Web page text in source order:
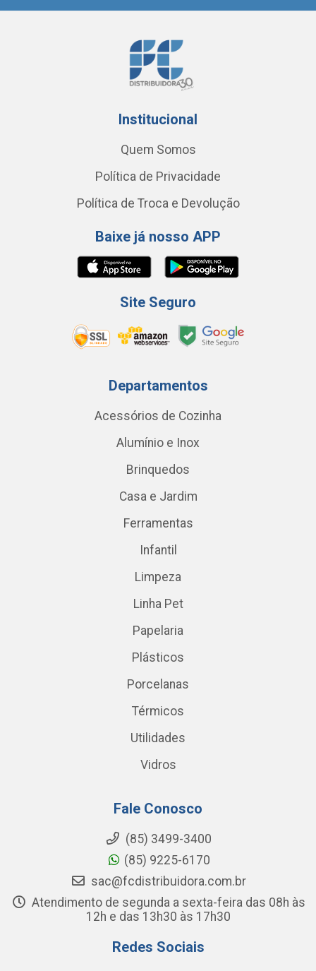
Institucional
Quem Somos
Política de Privacidade
Política de Troca e Devolução
Baixe já nosso APP
Site Seguro
Departamentos
Acessórios de Cozinha
Alumínio e Inox
Brinquedos
Casa e Jardim
Ferramentas
Infantil
Limpeza
Linha Pet
Papelaria
Plásticos
Porcelanas
Térmicos
Utilidades
Vidros
Fale Conosco
(85) 3499-3400
(85) 9225-6170
sac@fcdistribuidora.com.br
Atendimento de segunda a sexta-feira das 08h às
12h e das 13h30 às 17h30
Redes Sociais